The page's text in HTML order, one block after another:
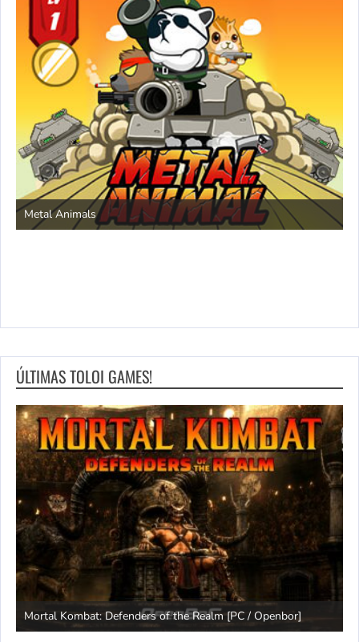
Metal Animals
ÚLTIMAS TOLOI GAMES!
Mortal Kombat: Defenders of the Realm [PC / Openbor]